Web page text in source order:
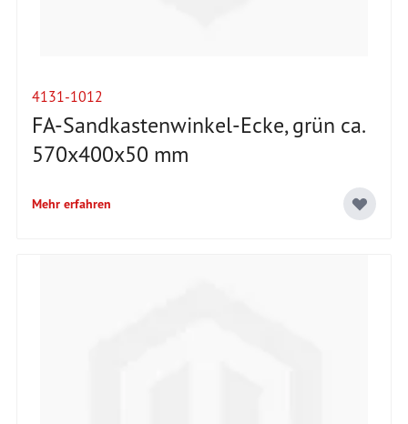
4131-1012
FA-Sandkastenwinkel-Ecke, grün ca.
570x400x50 mm
Mehr erfahren